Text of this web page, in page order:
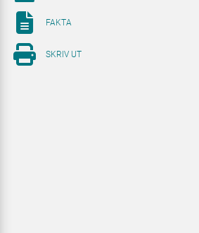
FAKTA
SKRIV UT